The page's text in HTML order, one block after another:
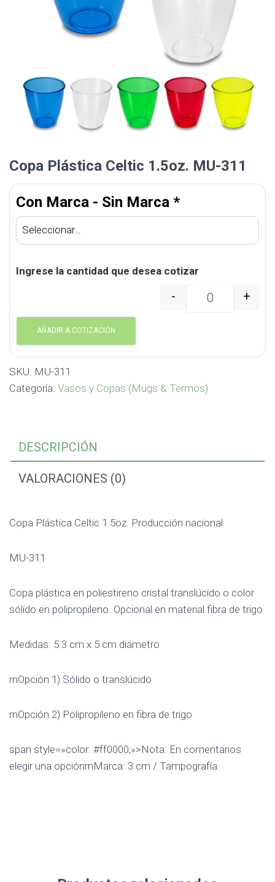
Copa Plástica Celtic 1.5oz. MU-311
Con Marca - Sin Marca *
Ingrese la cantidad que desea cotizar
Copa Plástica Celtic
- +
AÑADIR A COTIZACIÓN
SKU: MU-311
Categoría: Vasos y Copas (Mugs & Termos)
DESCRIPCIÓN
VALORACIONES (0)
Copa Plástica Celtic 1.5oz. Producción nacional
MU-311
Copa plástica en poliestireno cristal translúcido o color
sólido en polipropileno. Opcional en material fibra de trigo
Medidas: 5.3 cm x 5 cm diámetro
rnOpción 1) Sólido o translúcido
rnOpción 2) Polipropileno en fibra de trigo
span style=»color: #ff0000;»>Nota: En comentarios
elegir una opciónrnMarca: 3 cm / Tampografía.